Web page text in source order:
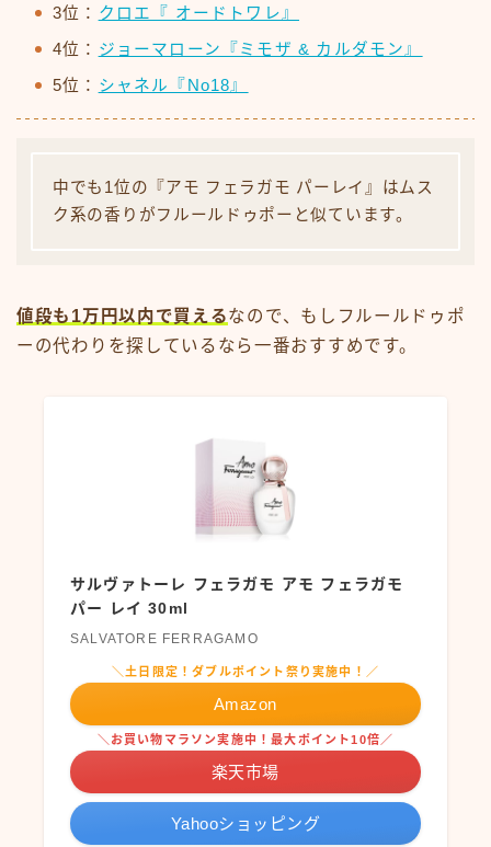
3位： クロエ『 オードトワレ』
4位： ジョーマローン『ミモザ & カルダモン』
5位： シャネル『No18』
中でも1位の『アモ フェラガモ パーレイ』はムス
ク系の香りがフルールドゥポーと似ています。
値段も1万円以内で買えるなので、もしフルールドゥポ
ーの代わりを探しているなら一番おすすめです。
サルヴァトーレ フェラガモ アモ フェラガモ
パー レイ 30ml
SALVATORE FERRAGAMO
＼土日限定！ダブルポイント祭り実施中！／
Amazon
＼お買い物マラソン実施中！最大ポイント10倍／
楽天市場
Yahooショッピング